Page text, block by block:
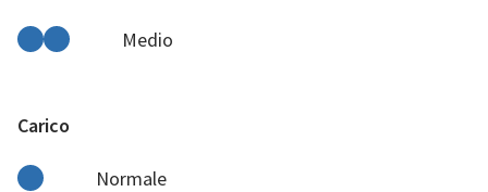
Medio
Carico
Normale